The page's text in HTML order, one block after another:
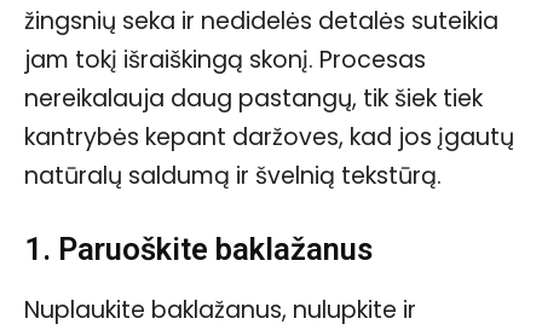
žingsnių seka ir nedidelės detalės suteikia
jam tokį išraiškingą skonį. Procesas
nereikalauja daug pastangų, tik šiek tiek
kantrybės kepant daržoves, kad jos įgautų
natūralų saldumą ir švelnią tekstūrą.
1. Paruoškite baklažanus
Nuplaukite baklažanus, nulupkite ir